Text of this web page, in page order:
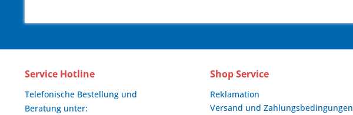
Service Hotline
Telefonische Bestellung und
Beratung unter:
Shop Service
Reklamation
Versand und Zahlungsbedingungen